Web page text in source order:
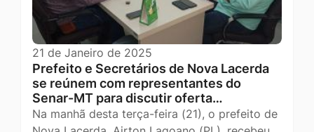
21 de Janeiro de 2025
Prefeito e Secretários de Nova Lacerda
se reúnem com representantes do
Senar-MT para discutir oferta…
Na manhã desta terça-feira (21), o prefeito de